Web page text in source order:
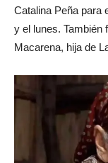
Catalina Peña para
y el lunes. También
Macarena, hija de